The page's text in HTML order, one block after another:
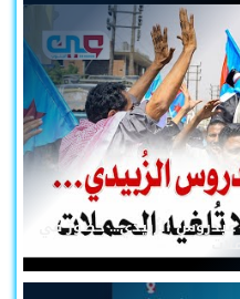
عيدروس الزُبيدي... حضورٌ في